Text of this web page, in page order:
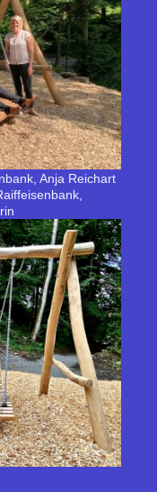
Anja Reichart